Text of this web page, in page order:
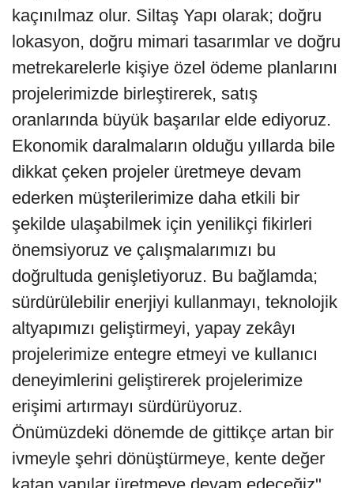
kaçınılmaz olur. Siltaş Yapı olarak; doğru
lokasyon, doğru mimari tasarımlar ve doğru
metrekarelerle kişiye özel ödeme planlarını
projelerimizde birleştirerek, satış
oranlarında büyük başarılar elde ediyoruz.
Ekonomik daralmaların olduğu yıllarda bile
dikkat çeken projeler üretmeye devam
ederken müşterilerimize daha etkili bir
şekilde ulaşabilmek için yenilikçi fikirleri
önemsiyoruz ve çalışmalarımızı bu
doğrultuda genişletiyoruz. Bu bağlamda;
sürdürülebilir enerjiyi kullanmayı, teknolojik
altyapımızı geliştirmeyi, yapay zekâyı
projelerimize entegre etmeyi ve kullanıcı
deneyimlerini geliştirerek projelerimize
erişimi artırmayı sürdürüyoruz.
Önümüzdeki dönemde de gittikçe artan bir
ivmeyle şehri dönüştürmeye, kente değer